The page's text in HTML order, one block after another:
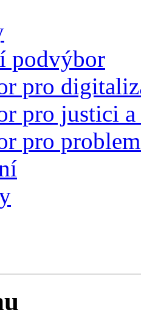
podvýbor
pro
pro justici a
pro